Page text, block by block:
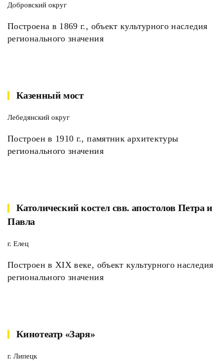
Добровский округ
Построена в 1869 г., объект культурного наследия
регионального значения
Казенный мост
Лебедянский округ
Построен в 1910 г., памятник архитектуры
регионального значения
Католический костел свв. апостолов Петра и
Павла
г. Елец
Построен в XIX веке, объект культурного наследия
регионального значения
Кинотеатр «Заря»
г. Липецк